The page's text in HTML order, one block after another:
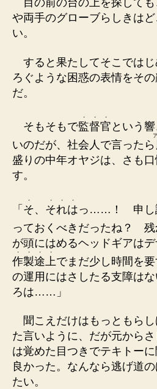
目の前の台の上を探しても
や両手のグローブらしきは
い。
すると果たしてそこではじ
ろぐような困惑の表情をそ
だ。
そもそもで監
・
督
・
官
・
という
いのだが、社会人で言ったら
盛りの中年オヤジは、さも
す。
「 そ
・
、 そ
・
れ
・
は
・
っ……！ 申し
っておくべきだったね？ 残
が頭にはめるヘッドギアは
作
・
製
・
途
・
上
・
でまだ少し時間を
の運用にはさしたる支障は
ろは……」
聞こえだけはもっともらし
た言いように、だが元から
は覚めた目つきでテキトー
良かった。なんなら逃げ道
たい。